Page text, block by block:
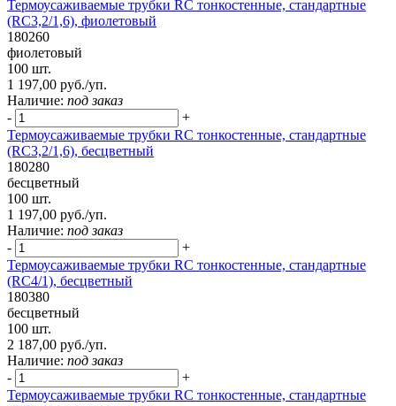
Термоусаживаемые трубки RC тонкостенные, стандартные
(RC3,2/1,6), фиолетовый
180260
фиолетовый
100 шт.
1 197,00 руб./уп.
Наличие: под заказ
-
+
Термоусаживаемые трубки RC тонкостенные, стандартные
(RC3,2/1,6), бесцветный
180280
бесцветный
100 шт.
1 197,00 руб./уп.
Наличие: под заказ
-
+
Термоусаживаемые трубки RC тонкостенные, стандартные
(RC4/1), бесцветный
180380
бесцветный
100 шт.
2 187,00 руб./уп.
Наличие: под заказ
-
+
Термоусаживаемые трубки RC тонкостенные, стандартные